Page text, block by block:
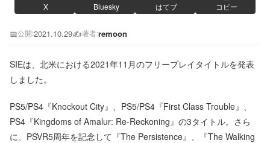
X Bluesky はてブ コピー
📅公開:2021.10.29✍️著者:remoon
SIEは、北米における2021年11月のフリープレイタイトルを発表
しました。
PS5/PS4『Knockout City』、PS5/PS4『First Class Trouble』、
PS4『Kingdoms of Amalur: Re-Reckoning』の3タイトル。さら
に、PSVR5周年を記念して『The Persistence』、『The Walking